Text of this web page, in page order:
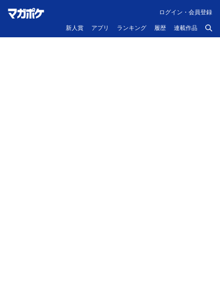
新人賞 アプリ ランキング 履歴 連載作品
ログイン・会員登録